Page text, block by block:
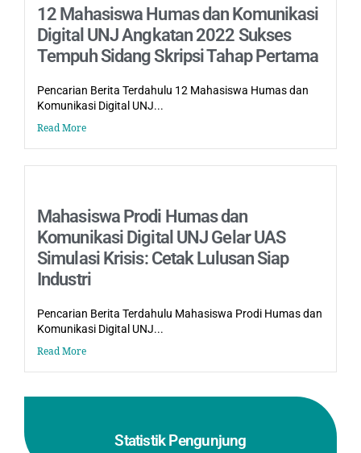
12 Mahasiswa Humas dan Komunikasi
Digital UNJ Angkatan 2022 Sukses
Tempuh Sidang Skripsi Tahap Pertama
Pencarian Berita Terdahulu 12 Mahasiswa Humas dan
Komunikasi Digital UNJ...
Read More
Mahasiswa Prodi Humas dan
Komunikasi Digital UNJ Gelar UAS
Simulasi Krisis: Cetak Lulusan Siap
Industri
Pencarian Berita Terdahulu Mahasiswa Prodi Humas dan
Komunikasi Digital UNJ...
Read More
Statistik Pengunjung